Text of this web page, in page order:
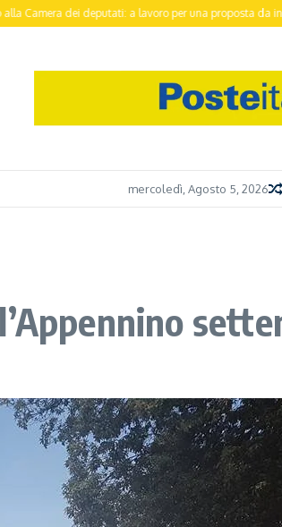
deputati: a lavoro per una proposta da inserire...
mercoledì, Agosto 5, 2026